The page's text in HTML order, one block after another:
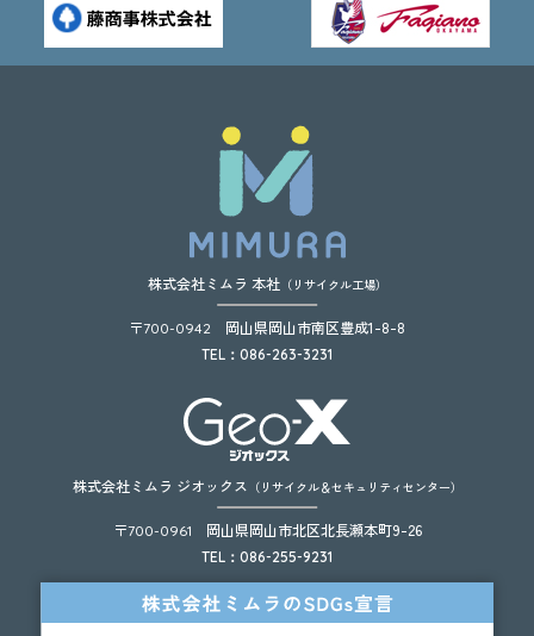
株式会社ミムラ 本社（リサイクル工場）
〒700-0942 岡山県岡山市南区豊成1-8-8
TEL：086-263-3231
株式会社ミムラ ジオックス （リサイクル＆セキュリティセンター）
〒700-0961 岡山県岡山市北区北長瀬本町9-26
TEL：086-255-9231